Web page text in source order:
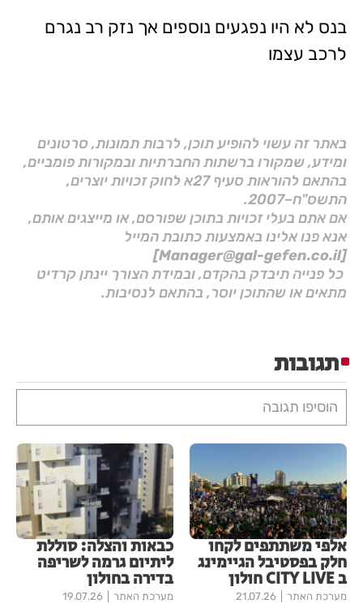
בנס לא היו נפגעים נוספים אך נזק רב נגרם
לרכב עצמו
באתר זה עשוי להופיע תוכן, לרבות תמונות, סרטונים
ומידע, שמקורו ברשתות החברתיות ובמקורות פומביים,
בהתאם להוראות סעיף 27א לחוק זכויות יוצרים,
התשס"ח–2007.
אם אתם בעלי זכויות בתוכן שפורסם, או מייצגים אותם,
אנא פנו אלינו באמצעות כתובת המייל
[Manager@gal-gefen.co.il]
כל פנייה תיבדק בהקדם, ובמידת הצורך יינתן קרדיט
מתאים או שהתוכן יוסר, בהתאם לנסיבות.
תגובות
הוסיפו תגובה
אלפי משתתפים לקחו
חלק בפסטיבל הגיימינג
ב CITY LIVE חולון
מערכת האתר 21.07.26
כבאות והצלה: סוללת
ליתיום גרמה לשריפה
בדירה בחולון
מערכת האתר 19.07.26